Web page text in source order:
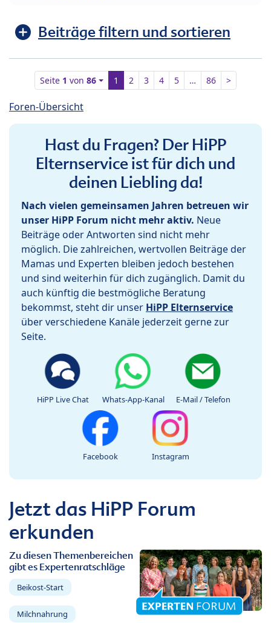
Beiträge filtern und sortieren
Seite 1 von86 1 2 3 4 5 … 86 >
Foren-Übersicht
Hast du Fragen? Der HiPP
Elternservice ist für dich und
deinen Liebling da!
Nach vielen gemeinsamen Jahren betreuen wir
unser HiPP Forum nicht mehr aktiv. Neue
Beiträge oder Antworten sind nicht mehr
möglich. Die zahlreichen, wertvollen Beiträge der
Mamas und Experten bleiben jedoch bestehen
und sind weiterhin für dich zugänglich. Damit du
auch künftig die bestmögliche Beratung
bekommst, steht dir unser HiPP Elternservice
über verschiedene Kanäle jederzeit gerne zur
Seite.
HiPP Live Chat Whats-App-Kanal E-Mail / Telefon
Facebook Instagram
Jetzt das HiPP Forum
erkunden
Zu diesen Themenbereichen
gibt es Expertenratschläge
Beikost-Start
Milchnahrung